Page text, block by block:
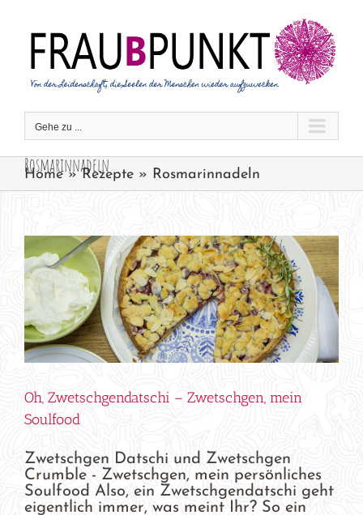
springen
Gehe zu ...
Rosmarinnadeln
Home»Rezepte » Rosmarinnadeln
Oh, Zwetschgendatschi – Zwetschgen, mein
Soulfood
Zwetschgen Datschi und Zwetschgen
Crumble - Zwetschgen, mein persönliches
Soulfood Also, ein Zwetschgendatschi geht
eigentlich immer, was meint Ihr? So ein